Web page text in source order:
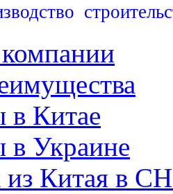
в Китае
в Украине
из Китая в